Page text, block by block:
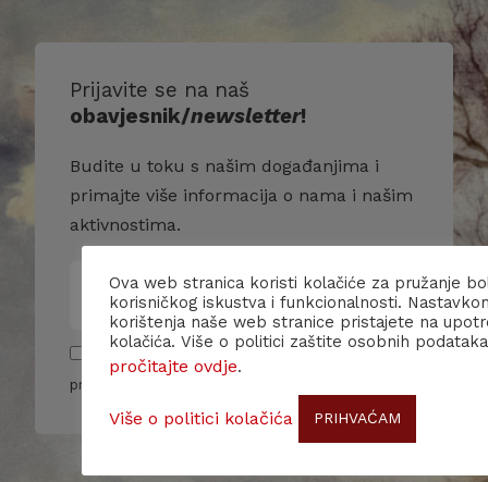
Prijavite se na naš
obavjesnik/newsletter!
Budite u toku s našim događanjima i
primajte više informacija o nama i našim
aktivnostima.
Pročitao/la sam i slažem se sa pravilima
privatnosti
Ova web stranica koristi kolačiće za pružanje
korisničkog iskustva i funkcionalnosti.
korištenja naše web stranice pristajete na
kolačića. Više o politici zaštite osobnih podataka
pročitajte ovdje.
Više o politici kolačića PRIHVAĆAM